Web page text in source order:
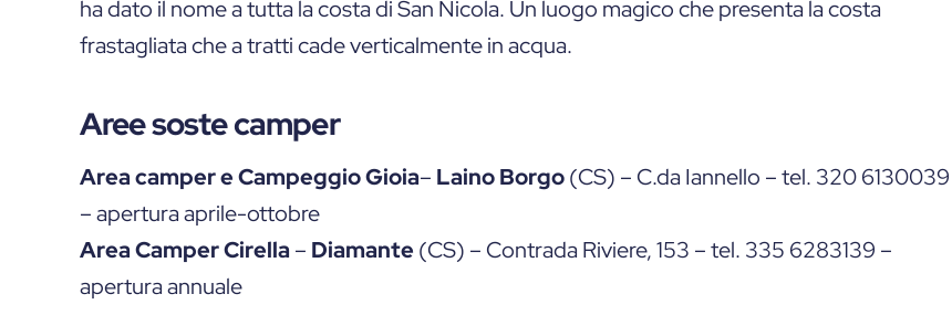
ha dato il nome a tutta la costa di San Nicola. Un luogo magico che presenta la costa
frastagliata che a tratti cade verticalmente in acqua.
Aree soste camper
Area camper e Campeggio Gioia– Laino Borgo(CS) – C.da Iannello – tel. 320 6130039
– apertura aprile-ottobre
Area Camper Cirella – Diamante (CS) – Contrada Riviere, 153 – tel. 335 6283139 –
apertura annuale